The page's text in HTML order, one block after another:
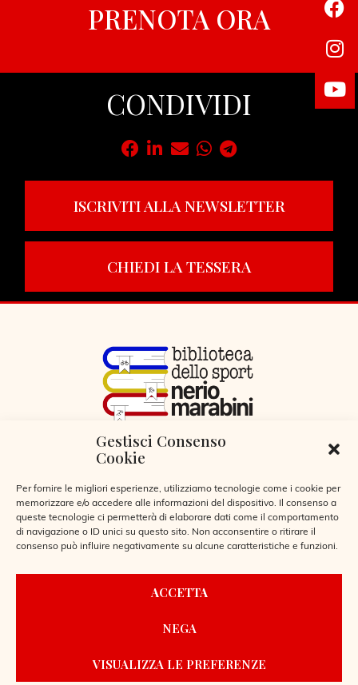
Gestisci Consenso
Cookie
Per fornire le migliori esperienze, utilizziamo tecnologie come i cookie per
memorizzare e/o accedere alle informazioni del dispositivo. Il consenso a
queste tecnologie ci permetterà di elaborare dati come il comportamento
di navigazione o ID unici su questo sito. Non acconsentire o ritirare il
consenso può influire negativamente su alcune caratteristiche e funzioni.
ACCETTA
NEGA
VISUALIZZA LE PREFERENZE
PRENOTA ORA
CONDIVIDI
ISCRIVITI ALLA NEWSLETTER
CHIEDI LA TESSERA
VIA LIBERTÀ 29, SERIATE (BG)
© 2026
CONTATTI
POWERED BY LAIO WEBDESIGN